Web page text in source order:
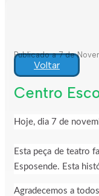
Publicado a 7 de
Voltar
Centro
Hoje, dia 7 de
Esta peça de teatro
Esposende. Esta
Agradecemos a